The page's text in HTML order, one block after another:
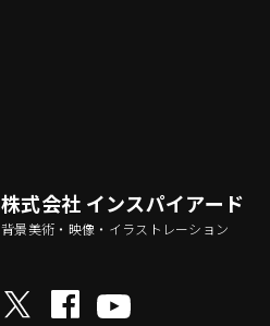
株式会社 インスパイアード
背景美術・映像・イラストレーション